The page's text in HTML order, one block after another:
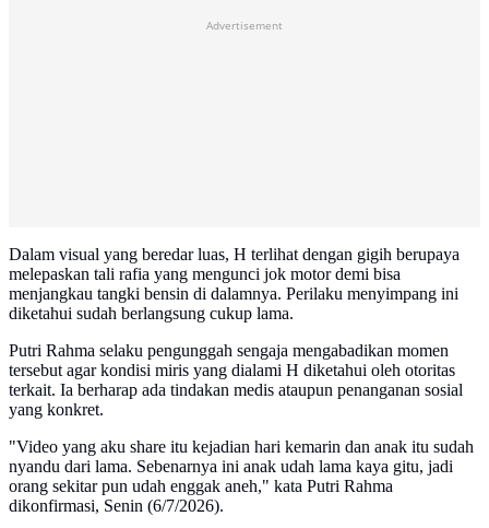
Advertisement
Dalam visual yang beredar luas, H terlihat dengan gigih berupaya
melepaskan tali rafia yang mengunci jok motor demi bisa
menjangkau tangki bensin di dalamnya. Perilaku menyimpang ini
diketahui sudah berlangsung cukup lama.
Putri Rahma selaku pengunggah sengaja mengabadikan momen
tersebut agar kondisi miris yang dialami H diketahui oleh otoritas
terkait. Ia berharap ada tindakan medis ataupun penanganan sosial
yang konkret.
"Video yang aku share itu kejadian hari kemarin dan anak itu sudah
nyandu dari lama. Sebenarnya ini anak udah lama kaya gitu, jadi
orang sekitar pun udah enggak aneh," kata Putri Rahma
dikonfirmasi, Senin (6/7/2026).